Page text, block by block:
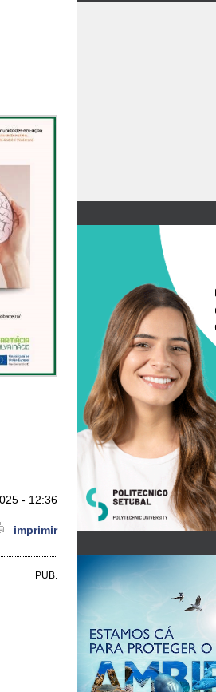
- 12:36
imprimir
PUB.